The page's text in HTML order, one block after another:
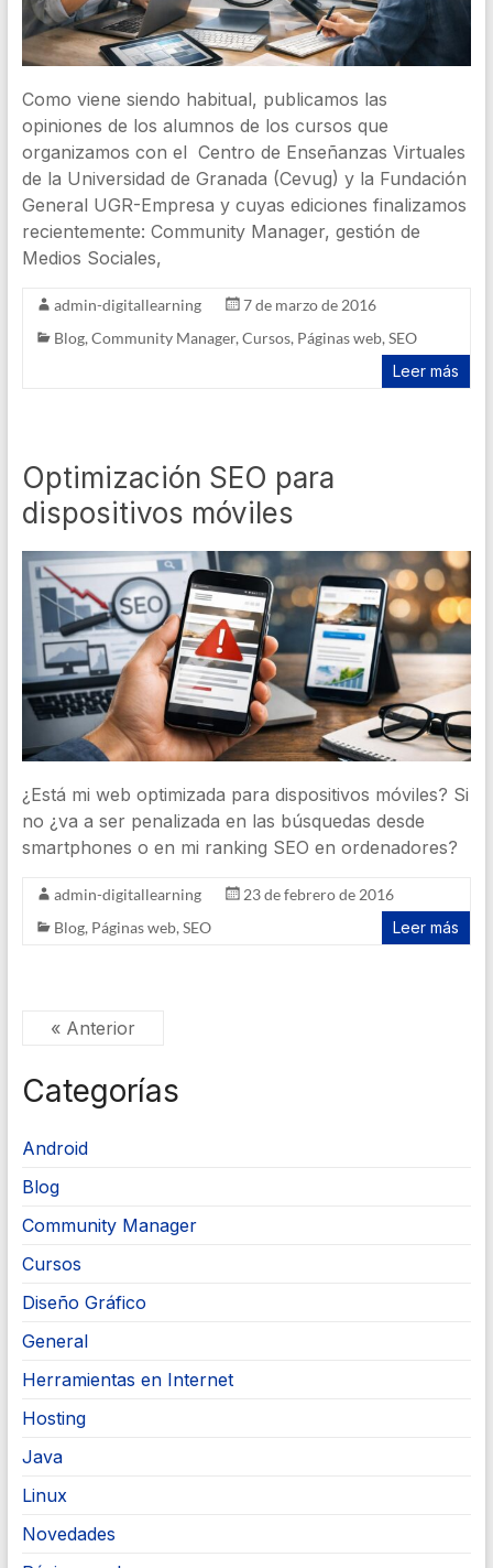
Como viene siendo habitual, publicamos las
opiniones de los alumnos de los cursos que
organizamos con el Centro de Enseñanzas Virtuales
de la Universidad de Granada (Cevug) y la Fundación
General UGR-Empresa y cuyas ediciones finalizamos
recientemente: Community Manager, gestión de
Medios Sociales,
admin-digitallearning
7 de marzo de 2016
Blog, Community Manager, Cursos, Páginas web, SEO
Leer más
Optimización SEO para
dispositivos móviles
¿Está mi web optimizada para dispositivos móviles? Si
no ¿va a ser penalizada en las búsquedas desde
smartphones o en mi ranking SEO en ordenadores?
admin-digitallearning
23 de febrero de 2016
Blog, Páginas web, SEO Leer más
« Anterior
Categorías
Android
Blog
Community Manager
Cursos
Diseño Gráfico
General
Herramientas en Internet
Hosting
Java
Linux
Novedades